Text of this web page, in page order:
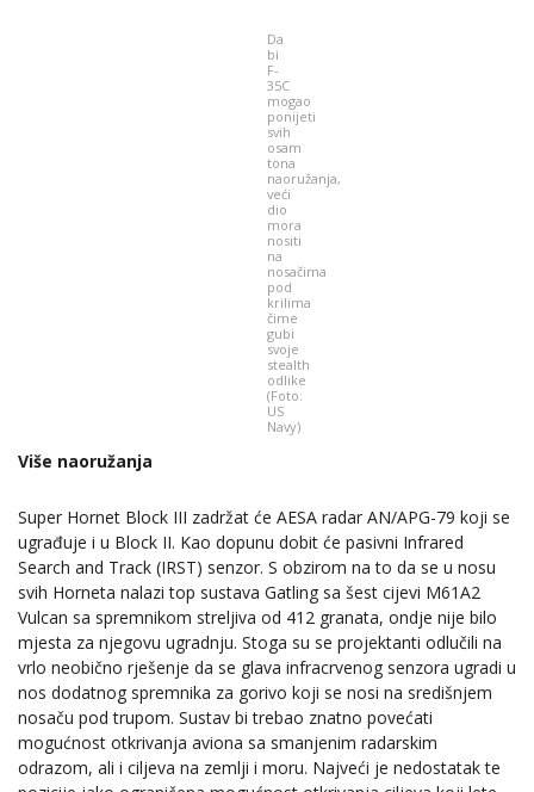
Da
bi
F-
35C
mogao
ponijeti
svih
osam
tona
naoružanja,
veći
dio
mora
nositi
na
nosačima
pod
krilima
čime
gubi
svoje
stealth
odlike
(Foto:
US
Navy)
Više naoružanja
Super Hornet Block III zadržat će AESA radar AN/APG-79 koji se
ugrađuje i u Block II. Kao dopunu dobit će pasivni Infrared
Search and Track (IRST) senzor. S obzirom na to da se u nosu
svih Horneta nalazi top sustava Gatling sa šest cijevi M61A2
Vulcan sa spremnikom streljiva od 412 granata, ondje nije bilo
mjesta za njegovu ugradnju. Stoga su se projektanti odlučili na
vrlo neobično rješenje da se glava infracrvenog senzora ugradi u
nos dodatnog spremnika za gorivo koji se nosi na središnjem
nosaču pod trupom. Sustav bi trebao znatno povećati
mogućnost otkrivanja aviona sa smanjenim radarskim
odrazom, ali i ciljeva na zemlji i moru. Najveći je nedostatak te